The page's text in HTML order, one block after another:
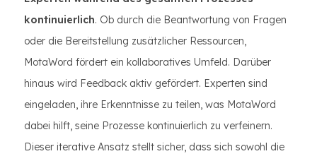
kontinuierlich. Ob durch die Beantwortung von Fragen
oder die Bereitstellung zusätzlicher Ressourcen,
MotaWord fördert ein kollaboratives Umfeld. Darüber
hinaus wird Feedback aktiv gefördert. Experten sind
eingeladen, ihre Erkenntnisse zu teilen, was MotaWord
dabei hilft, seine Prozesse kontinuierlich zu verfeinern.
Dieser iterative Ansatz stellt sicher, dass sich sowohl die